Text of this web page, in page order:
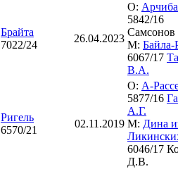
Брайта
7022/24
26.04.2023
О:
5842/16
М: Байла-
6067/17
В.А.
Ригель
6570/21
02.11.2019
О: А-
5877/16
А.Г.
М: Дина
6046/17
Д.В.